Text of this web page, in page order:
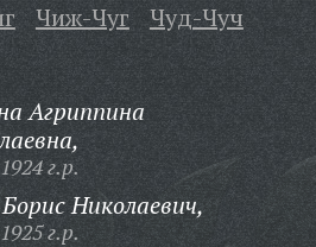
Чиж-Чуг Чуд-Чуч
Агриппина
г.р.
Николаевич,
г.р.